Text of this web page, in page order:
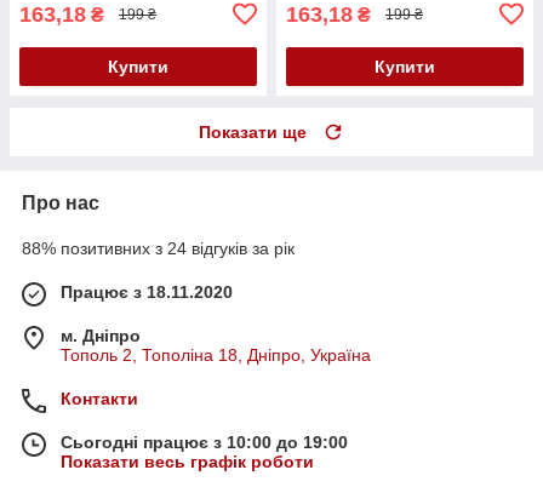
163,18 ₴ 199 ₴
Купити
163,18 ₴ 199 ₴
Купити
Показати ще
Про нас
88% позитивних з 24 відгуків за рік
Працює з 18.11.2020
м. Дніпро
Тополь 2, Тополіна 18, Дніпро, Україна
Контакти
Сьогодні працює з 10:00 до 19:00
Показати весь графік роботи